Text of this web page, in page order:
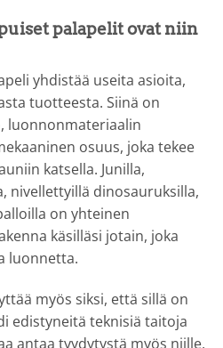
palapelit ovat niin
yhdistää useita asioita,
tuotteesta. Siinä on
luonnonmateriaalin
osuus, joka tekee
katsella. Junilla,
nivellettyillä dinosauruksilla,
on yhteinen
käsilläsi jotain, joka
luonnetta.
myös siksi, että sillä on
edistyneitä teknisiä taitoja
antaa tyydytystä myös niille,